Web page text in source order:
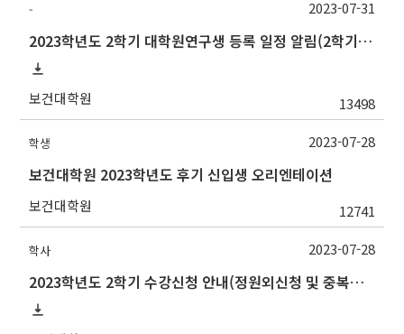
-
2023학년도 2학기 대학원연구생 등록 일정 알림(2학기 논문심사 예정자 필수 등록)
보건대학원 13498
2023-07-31
학생
보건대학원 2023학년도 후기 신입생 오리엔테이션
보건대학원 12741
2023-07-28
학사
2023학년도 2학기 수강신청 안내(정원외신청 및 중복수강신청 포함)
2023-07-28